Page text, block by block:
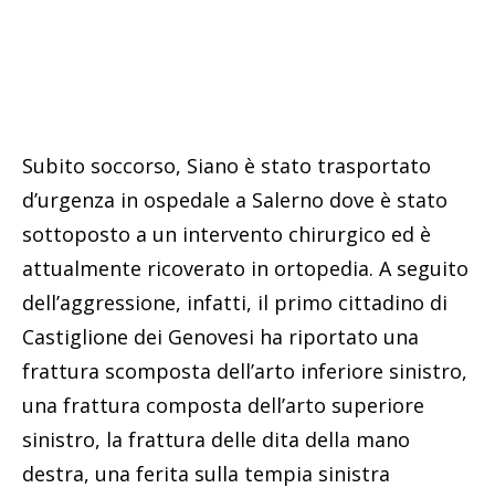
Subito soccorso, Siano è stato trasportato
d’urgenza in ospedale a Salerno dove è stato
sottoposto a un intervento chirurgico ed è
attualmente ricoverato in ortopedia. A seguito
dell’aggressione, infatti, il primo cittadino di
Castiglione dei Genovesi ha riportato una
frattura scomposta dell’arto inferiore sinistro,
una frattura composta dell’arto superiore
sinistro, la frattura delle dita della mano
destra, una ferita sulla tempia sinistra